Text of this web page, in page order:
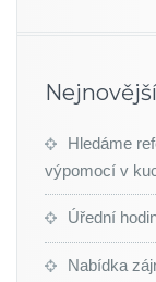
Hledáme
výpomocí v
Úřední
Nabídka